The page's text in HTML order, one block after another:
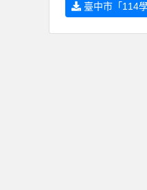
臺中市「114